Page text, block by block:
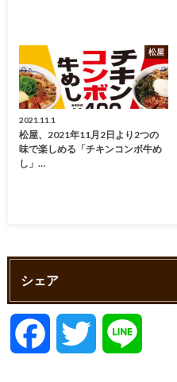
松屋
2021.11.1
松屋、2021年11月2日より2つの
味で楽しめる「チキンコンボ牛め
し」…
シェア